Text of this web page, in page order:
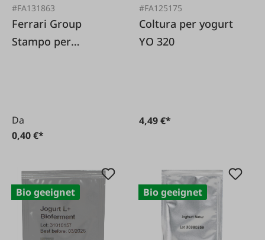
#FA131863
Ferrari Group
Stampo per
Da
0,40 €*
#FA125175
Coltura per yogurt
YO 320
4,49 €*
Bio geeignet Bio geeignet